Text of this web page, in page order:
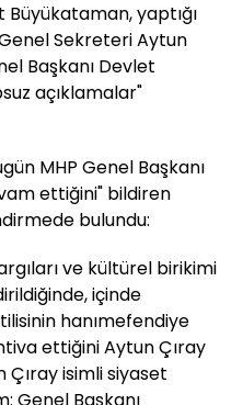
yaptığı
Genel Sekreteri Aytun
Başkanı Devlet
açıklamalar"
MHP Genel Başkanı
ettiğini" bildiren
bulundu:
ve kültürel birikimi
içinde
hanımefendiye
ettiğini Aytun Çıray
isimli siyaset